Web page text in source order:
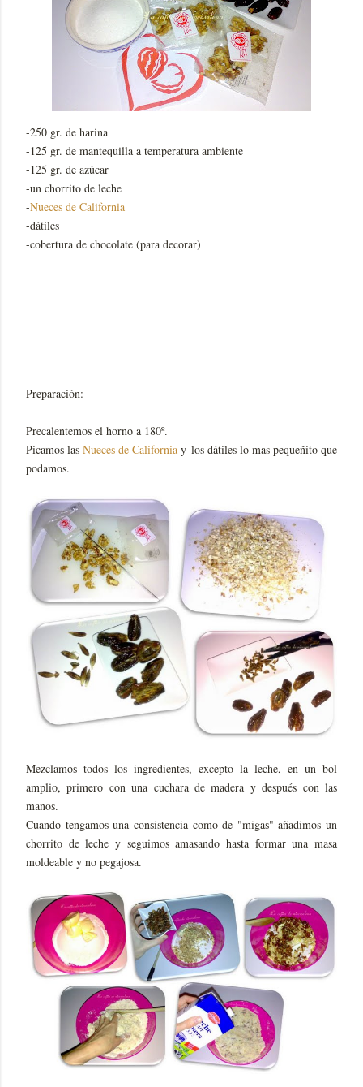
-250 gr. de harina
-125 gr. de mantequilla a temperatura ambiente
-125 gr. de azúcar
-un chorrito de leche
-Nueces de California
-dátiles
-cobertura de chocolate (para decorar)
Preparación:
Precalentemos el horno a 180º.
Picamos lasNueces de California y los dátiles lo mas pequeñito que
podamos.
Mezclamos todos los ingredientes, excepto la leche, en un bol
amplio, primero con una cuchara de madera y después con las
manos.
Cuando tengamos una consistencia como de "migas" añadimos un
chorrito de leche y seguimos amasando hasta formar una masa
moldeable y no pegajosa.